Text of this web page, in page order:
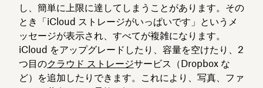
し、簡単に上限に達してしまうことがあります。その
とき「iCloud ストレージがいっぱいです」というメ
ッセージが表示され、すべてが複雑になります。
iCloud をアップグレードしたり、容量を空けたり、2
つ目のクラウド ストレージサービス（Dropbox な
ど）を追加したりできます。これにより、写真、ファ